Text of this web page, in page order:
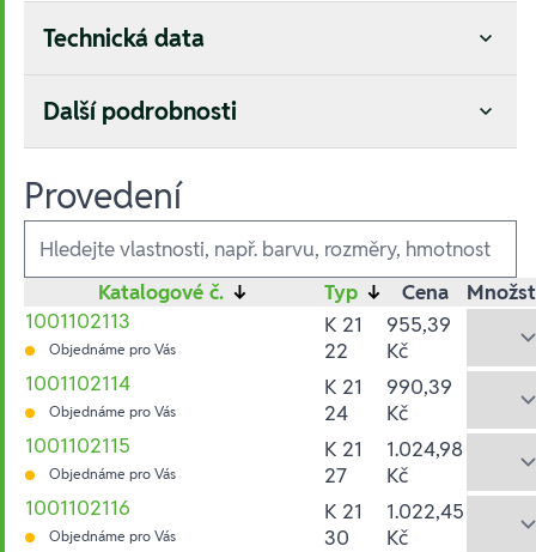
Technická data
Další podrobnosti
Provedení
Ausführungen
Katalogové č. ↓ Typ ↓ Cena
1001102113
Objednáme pro Vás
K 21
22
955,39
Kč
1001102114
Objednáme pro Vás
K 21
24
990,39
Kč
1001102115
Objednáme pro Vás
K 21
27
1.024,98
Kč
1001102116
Objednáme pro Vás
K 21
30
1.022,45
Kč